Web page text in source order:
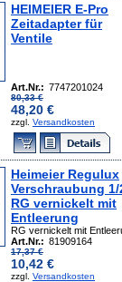
HEIMEIER E-Pro
Zeitadapter für
Ventile
Art.Nr.: 7747201024
80,33 €
48,20 €
zzgl. Versandkosten
Heimeier Regulux
Verschraubung 1/
RG vernickelt mit
Entleerung
RG vernickelt mit
Art.Nr.: 81909164
17,37 €
10,42 €
zzgl. Versandkosten